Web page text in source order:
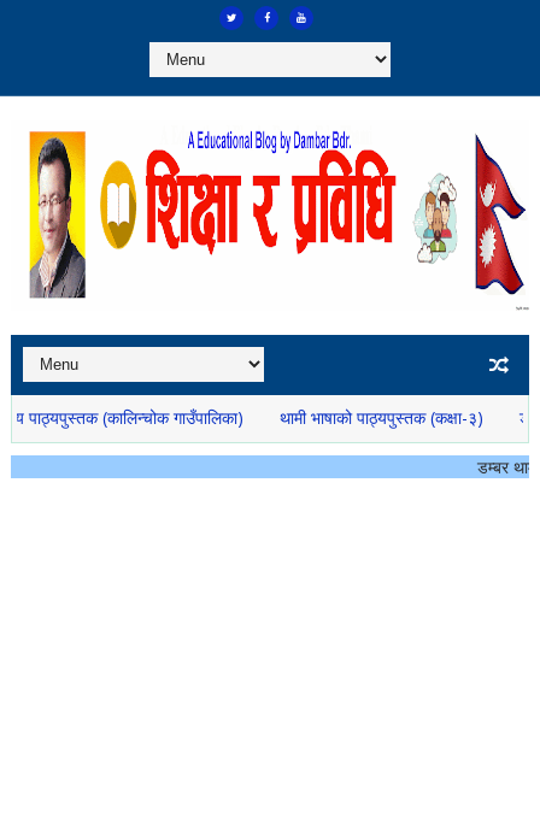
गाउँपालिका) थामी भाषाको पाठ्यपुस्तक (कक्षा-३) डम्बर थामीको नयाँ
डम्बर थामीको ब्लगमा स्वागत छ